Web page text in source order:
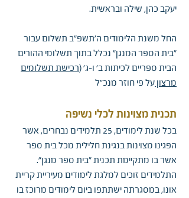
יעקב כהן, שילה ובראשית.
החל משנת הלימודים ה'תשפ"ב תשלום עבור
"בית הספר המנגן" נכלל בתוך תשלומי ההורים
הבית ספריים לכיתות ב' ו-ג' (רכישת תשלומים
מרצון על פי חוזר מנכ"ל
תכנית מצוינות לכלי נשיפה
בכל שנת לימודים, 25 תלמידים נבחרים, אשר
הפגינו מצוינות בנגינת חלילית מכל בית ספר
אשר בו מתקיימת תכנית "בית ספר מנגן".
התלמידים זוכים למלגת לימודים מעיריית קריית
אונו, במסגרתה ישתתפו ביום לימודים מרוכז בו